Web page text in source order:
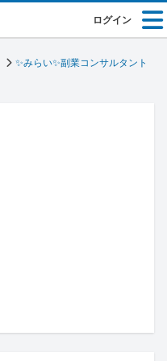
ログイン
✨みらい✨副業コンサルタント